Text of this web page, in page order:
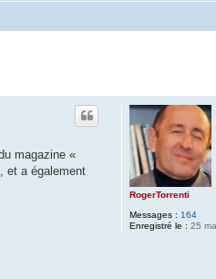
RogerTorrenti
Messages : 164
Enregistré le : 25
magazine «
, et a également